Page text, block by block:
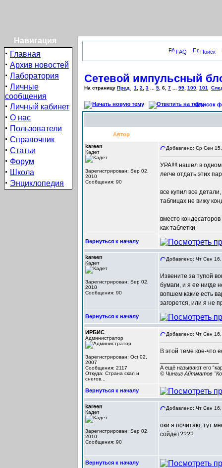
Навигация
· Главная
· Архив новостей
· Лаборатория
· Личные
сообщения
· Личный кабинет
· О нас
· Пользователи
· Справочник
· Статьи
· Форум
· Школа
· Энциклопедия
FAQ Поиск
Сетевой импульсный
На страницу Пред. 1 2 3 5 6 7 99 100 101
Список
Автор
kareen
Кадет
Зарегистрирован: Sep 02,
2010
Сообщения: 90
Добавлено: Ср Сен
УРА!!!! нашел в
легче отдать этих
все купил все
таблицах не вижу
вместо
как таблетки
Вернуться к началу
kareen
Кадет
Зарегистрирован: Sep 02,
2010
Сообщения: 90
Добавлено: Чт Сен
Извените за тупой
бумаги, и я ее нигде
вопшем какие есть
загорется, или я не
Вернуться к началу
ИРБИС
Администратор
Зарегистрирован: Oct 02,
2007
Сообщения: 2117
Откуда: Cтрана скал и
снегов...
Добавлено: Чт Сен
В этой теме кое-что
А ещё называют его
© Чингиз Айтматов
Вернуться к началу
kareen
Кадет
Зарегистрирован: Sep 02,
2010
Сообщения: 90
Добавлено: Чт Сен
оки я почитаю, тут
сойдет????
Вернуться к началу